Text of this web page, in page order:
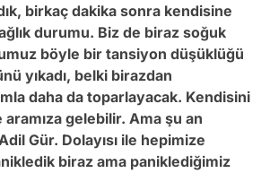
birkaç dakika sonra kendisine
durumu. Biz de biraz soğuk
böyle bir tansiyon düşüklüğü
yıkadı, belki birazdan
daha da toparlayacak. Kendisini
gelebilir. Ama şu an
Gür. Dolayısı ile hepimize
biraz ama paniklediğimiz